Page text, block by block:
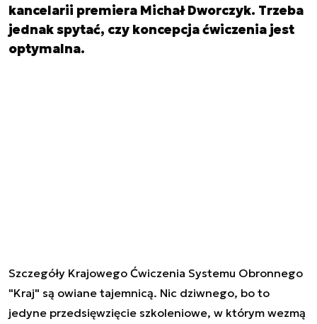
kancelarii premiera Michał Dworczyk. Trzeba
jednak spytać, czy koncepcja ćwiczenia jest
optymalna.
Szczegóły Krajowego Ćwiczenia Systemu Obronnego
"Kraj" są owiane tajemnicą. Nic dziwnego, bo to
jedyne przedsięwzięcie szkoleniowe, w którym wezmą